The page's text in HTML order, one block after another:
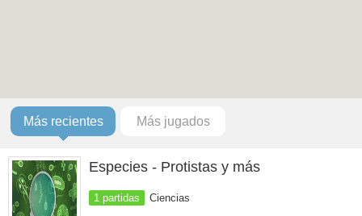
Más recientes Más jugados
Especies - Protistas y más
1 partidas Ciencias